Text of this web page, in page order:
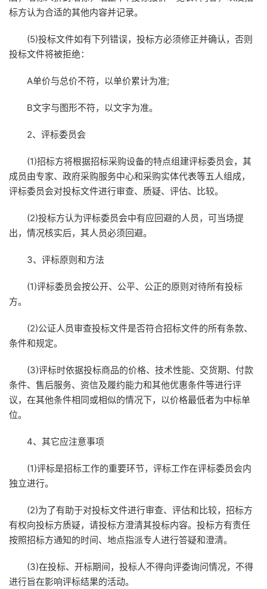
标方认为合适的其他内容并记录。
(5)投标文件如有下列错误，投标方必须修正并确认，否则
投标文件将被拒绝：
A单价与总价不符，以单价累计为准;
B文字与图形不符，以文字为准。
2、评标委员会
(1)招标方将根据招标采购设备的特点组建评标委员会，其
成员由专家、政府采购服务中心和采购实体代表等五人组成，
评标委员会对投标文件进行审查、质疑、评估、比较。
(2)投标方认为评标委员会中有应回避的人员，可当场提
出，情况核实后，其人员必须回避。
3、评标原则和方法
(1)评标委员会按公开、公平、公正的原则对待所有投标
方。
(2)公证人员审查投标文件是否符合招标文件的所有条款、
条件和规定。
(3)评标时依据投标商品的价格、技术性能、交货期、付款
条件、售后服务、资信及履约能力和其他优惠条件等进行评
议，在其他条件相同或相似的情况下，以价格最低者为中标单
位。
4、其它应注意事项
(1)评标是招标工作的重要环节，评标工作在评标委员会内
独立进行。
(2)为了有助于对投标文件进行审查、评估和比较，招标方
有权向投标方质疑，请投标方澄清其投标内容。投标方有责任
按照招标方通知的时间、地点指派专人进行答疑和澄清。
(3)在投标、开标期间，投标人不得向评委询问情况，不得
进行旨在影响评标结果的活动。